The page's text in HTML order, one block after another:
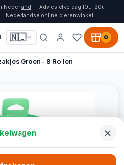
Nederland
Advies elke dag 10u-20u
Nederlandse online dierenwinkel
🇳🇱 0
Groen - 8 Rollen